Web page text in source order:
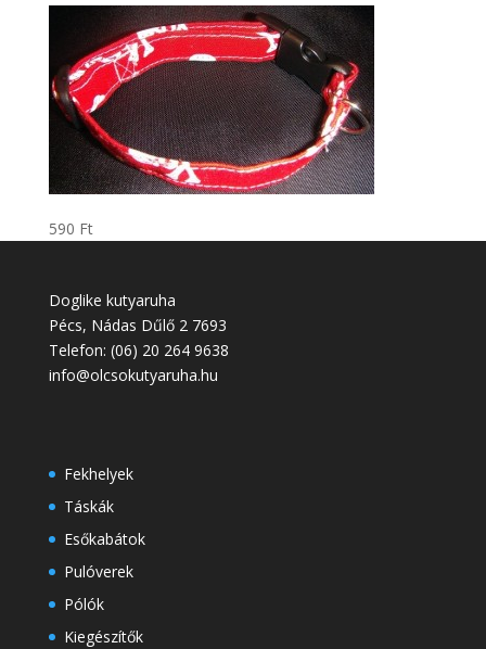
590 Ft
Doglike kutyaruha
Pécs, Nádas Dűlő 2 7693
Telefon: (06) 20 264 9638
info@olcsokutyaruha.hu
Fekhelyek
Táskák
Esőkabátok
Pulóverek
Pólók
Kiegészítők